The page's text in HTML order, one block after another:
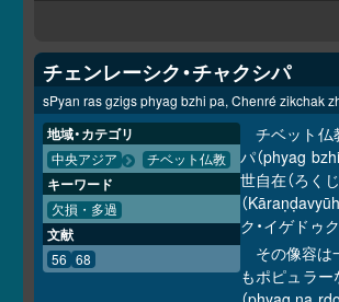
チェンレーシク・チャクシパ
sPyan ras gzigs phyag bzhi pa, Chenré zikchak
チベット仏
パ（phyag
世自在（ろく
（
ク・イゲドゥ
その像容は
もポピュラー
地域・カテゴリ
中央アジア チベット仏教
キーワード
欠損・多過
文献
56 68